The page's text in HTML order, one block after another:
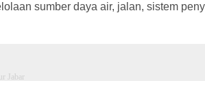
Jabar
sumber daya air, jalan, sistem